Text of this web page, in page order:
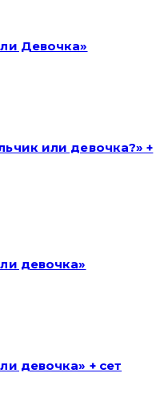
Девочка»
или девочка?» +
девочка»
девочка» + сет